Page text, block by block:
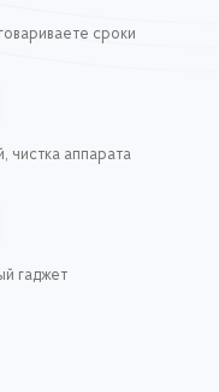
сроки
чистка аппарата
гаджет